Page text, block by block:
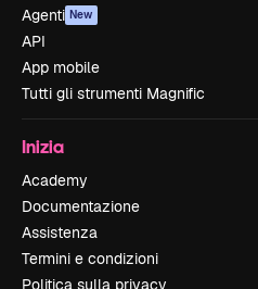
Agenti New
API
App mobile
Tutti gli strumenti Magnific
Inizia
Academy
Documentazione
Assistenza
Termini e condizioni
Politica sulla privacy